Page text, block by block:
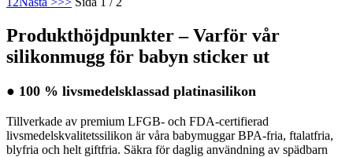
Produkthöjdpunkter – Varför vår
silikonmugg för babyn sticker ut
● 100 % livsmedelsklassad platinasilikon
Tillverkade av premium LFGB- och FDA-certifierad
livsmedelskvalitetssilikon är våra babymuggar BPA-fria, ftalatfria,
blyfria och helt giftfria. Säkra för daglig användning av spädbarn